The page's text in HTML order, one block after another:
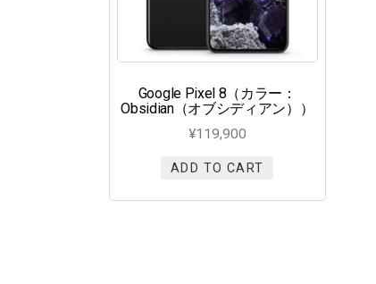
Google Pixel 8（カラー：
Obsidian（オブシディアン））
¥119,900
ADD TO CART